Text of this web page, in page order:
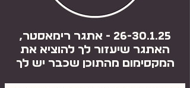
26-30.1.25 - אתגר רימאסטר,
האתגר שיעזור לך להוציא את
המקסימום מהתוכן שכבר יש לך